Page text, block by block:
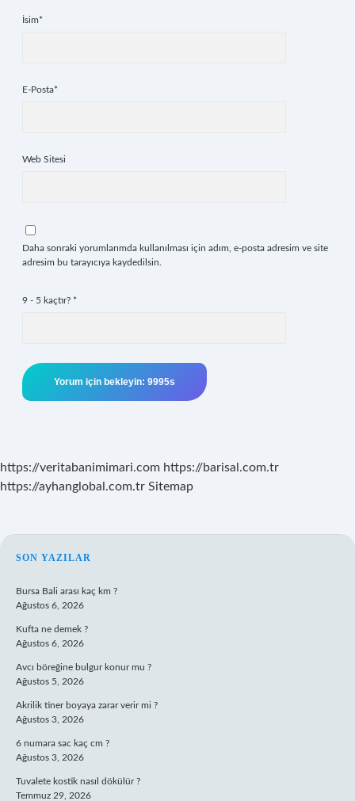
İsim*
E-Posta*
Web Sitesi
Daha sonraki yorumlarımda kullanılması için adım, e-posta adresim ve site
adresim bu tarayıcıya kaydedilsin.
9 - 5 kaçtır? *
https://veritabanimimari.com https://barisal.com.tr
https://ayhanglobal.com.tr Sitemap
SIDEBAR
SON YAZILAR
Bursa Bali arası kaç km ?
Ağustos 6, 2026
Kufta ne demek ?
Ağustos 6, 2026
Avcı böreğine bulgur konur mu ?
Ağustos 5, 2026
Akrilik tiner boyaya zarar verir mi ?
Ağustos 3, 2026
6 numara sac kaç cm ?
Ağustos 3, 2026
Tuvalete kostik nasıl dökülür ?
Temmuz 29, 2026